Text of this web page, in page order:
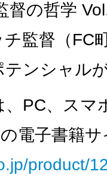
督の哲学
監督（FC
テンシャル
、PC、スマ
電子書籍サ
product/